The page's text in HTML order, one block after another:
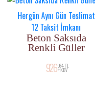
Hergün Aynı Gün Teslimat
12 Taksit İmkanı
Beton Saksıda
Renkli Güller
926 ,64 TL
+KDV